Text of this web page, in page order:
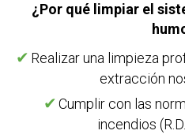
¿Por qué limpiar el
Realizar una limpieza
extracción
Cumplir con las
incendios